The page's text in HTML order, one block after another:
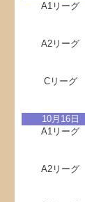
A1リーグ
A2リーグ
Cリーグ
10月16日
A1リーグ
A2リーグ